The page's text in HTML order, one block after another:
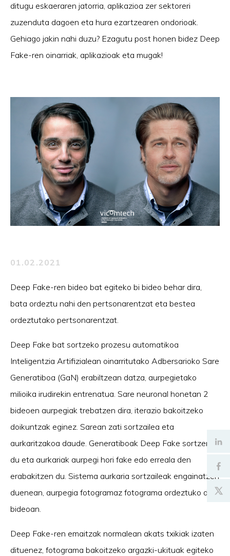
ditugu eskaeraren jatorria, aplikazioa zer sektoreri
zuzenduta dagoen eta hura ezartzearen ondorioak.
Gehiago jakin nahi duzu? Ezagutu post honen bidez Deep
Fake-ren oinarriak, aplikazioak eta mugak!
01.02.2021
Deep Fake-ren bideo bat egiteko bi bideo behar dira,
bata ordeztu nahi den pertsonarentzat eta bestea
ordeztutako pertsonarentzat.
Deep Fake bat sortzeko prozesu automatikoa
Inteligentzia Artifizialean oinarritutako Adbersarioko Sare
Generatiboa (GaN) erabiltzean datza, aurpegietako
milioika irudirekin entrenatua. Sare neuronal honetan 2
bideoen aurpegiak trebatzen dira, iterazio bakoitzeko
doikuntzak eginez. Sarean zati sortzailea eta
aurkaritzakoa daude. Generatiboak Deep Fake sortzen
du eta aurkariak aurpegi hori fake edo erreala den
erabakitzen du. Sistema aurkaria sortzaileak engainatzen
duenean, aurpegia fotogramaz fotograma ordeztuko da
bideoan.
Deep Fake-ren emaitzak normalean akats txikiak izaten
dituenez, fotograma bakoitzeko argazki-ukituak egiteko